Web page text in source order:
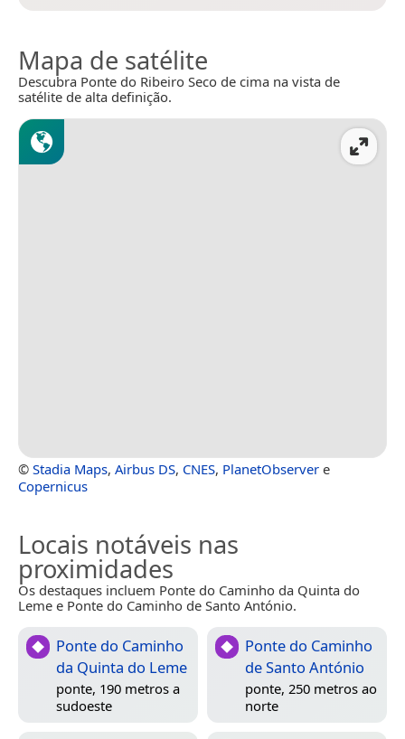
Mapa de satélite
Descubra Ponte do Ribeiro Seco de cima na vista de
satélite de alta definição.
© Stadia Maps, Airbus DS, CNES, PlanetObserver e
Copernicus
Locais notáveis nas
proximidades
Os destaques incluem Ponte do Caminho da Quinta do
Leme e Ponte do Caminho de Santo António.
Ponte do Caminho
da Quinta do Leme
ponte, 190 metros a
sudoeste
Ponte do Caminho
de Santo António
ponte, 250 metros ao
norte